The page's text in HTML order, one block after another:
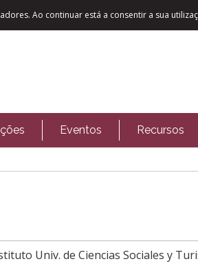
Ao continuar está a consentir a sua
Eventos Recursos
Univ. de Ciencias Sociales y